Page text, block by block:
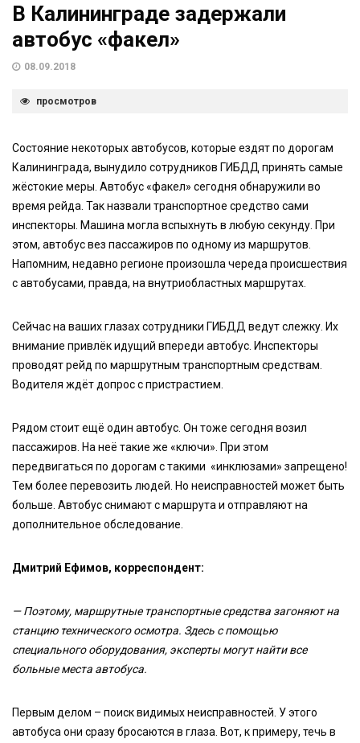
В Калининграде задержали
автобус «факел»
08.09.2018
просмотров
Состояние некоторых автобусов, которые ездят по дорогам
Калининграда, вынудило сотрудников ГИБДД принять самые
жёстокие меры. Автобус «факел» сегодня обнаружили во
время рейда. Так назвали транспортное средство сами
инспекторы. Машина могла вспыхнуть в любую секунду. При
этом, автобус вез пассажиров по одному из маршрутов.
Напомним, недавно регионе произошла череда происшествия
с автобусами, правда, на внутриобластных маршрутах.
Сейчас на ваших глазах сотрудники ГИБДД ведут слежку. Их
внимание привлёк идущий впереди автобус. Инспекторы
проводят рейд по маршрутным транспортным средствам.
Водителя ждёт допрос с пристрастием.
Рядом стоит ещё один автобус. Он тоже сегодня возил
пассажиров. На неё такие же «ключи». При этом
передвигаться по дорогам с такими «инклюзами» запрещено!
Тем более перевозить людей. Но неисправностей может быть
больше. Автобус снимают с маршрута и отправляют на
дополнительное обследование.
Дмитрий Ефимов, корреспондент:
— Поэтому, маршрутные транспортные средства загоняют на
станцию технического осмотра. Здесь с помощью
специального оборудования, эксперты могут найти все
больные места автобуса.
Первым делом – поиск видимых неисправностей. У этого
автобуса они сразу бросаются в глаза. Вот, к примеру, течь в